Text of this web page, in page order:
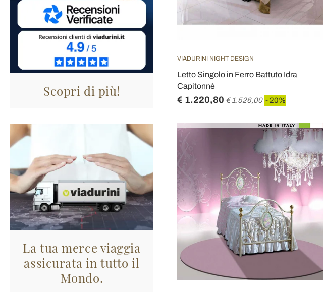
Scopri di più!
La tua merce viaggia
assicurata in tutto il
Mondo.
VIADURINI NIGHT DESIGN
Letto Singolo in Ferro Battuto Idra
Capitonnè
€ 1.220,80 € 1.526,00 - 20%